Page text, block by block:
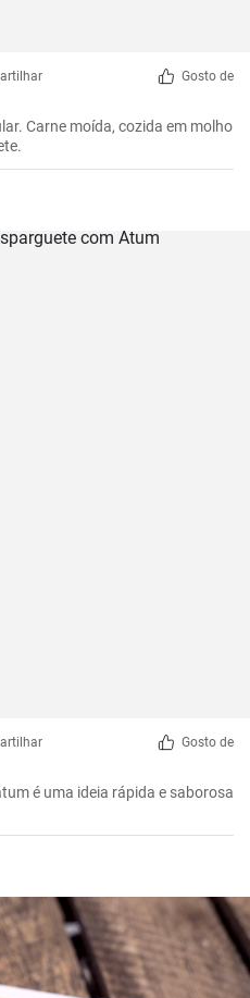
Gosto de
Carne moída, cozida em molho
Gosto de
é uma ideia rápida e saborosa